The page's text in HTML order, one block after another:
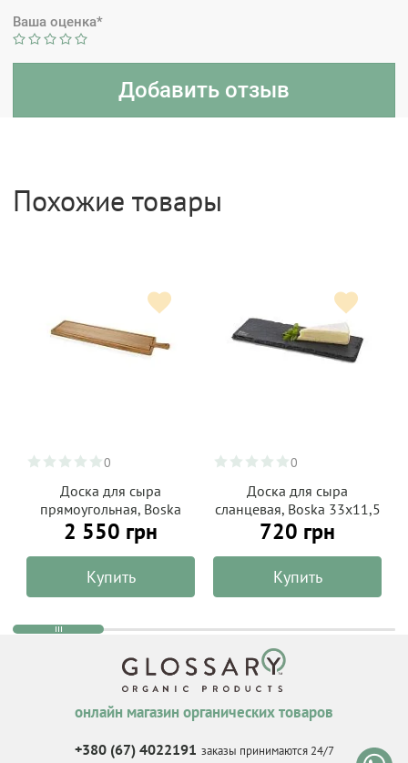
Ваша оценка*
Похожие товары
0
Доска для сыра
прямоугольная, Boska
73х15 см
2 550 грн
Купить
0
Доска для сыра
сланцевая, Boska 33х11,5
см
720 грн
Купить
онлайн магазин органических товаров
+380 (67) 4022191 заказы принимаются 24/7